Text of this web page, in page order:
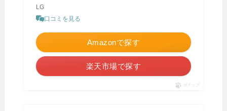
LG
口コミを見る
Amazonで探す
楽天市場で探す
ポチップ